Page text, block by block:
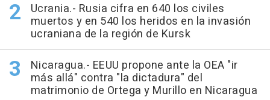
Ucrania.- Rusia cifra en 640 los civiles
muertos y en 540 los heridos en la invasión
ucraniana de la región de Kursk
Nicaragua.- EEUU propone ante la OEA "ir
más allá" contra "la dictadura" del
matrimonio de Ortega y Murillo en Nicaragua